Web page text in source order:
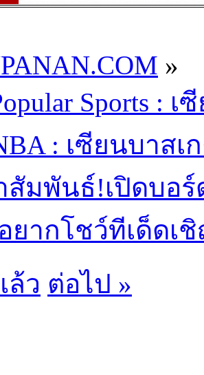
»
Sports :
: เซียนบาสเ
สัมพันธ์!เปิดบอ
ยากโชว์ทีเด็ดเ
ล้ว ต่อไป »